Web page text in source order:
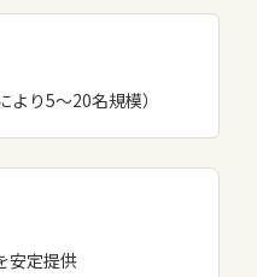
り5〜20名規模）
安定提供